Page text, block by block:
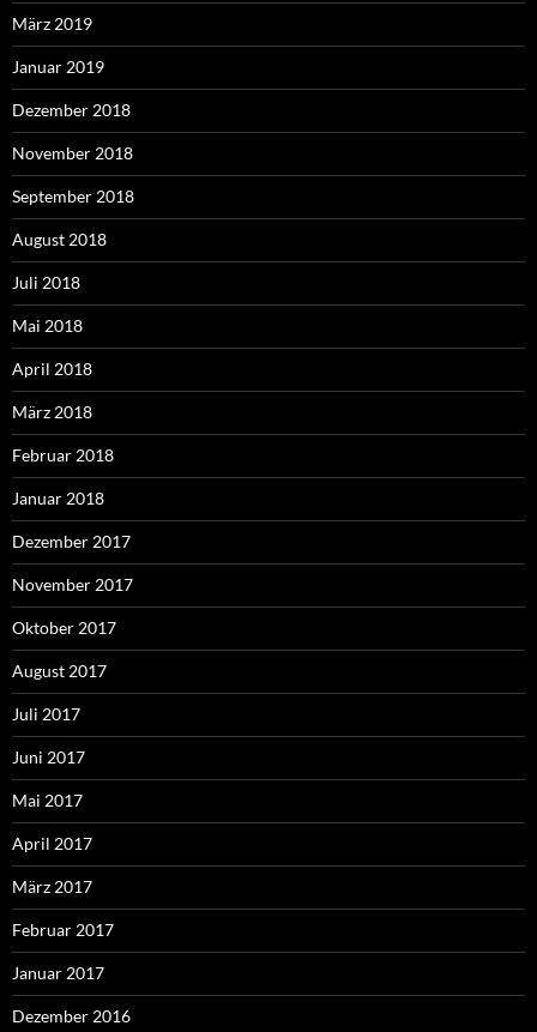
März 2019
Januar 2019
Dezember 2018
November 2018
September 2018
August 2018
Juli 2018
Mai 2018
April 2018
März 2018
Februar 2018
Januar 2018
Dezember 2017
November 2017
Oktober 2017
August 2017
Juli 2017
Juni 2017
Mai 2017
April 2017
März 2017
Februar 2017
Januar 2017
Dezember 2016